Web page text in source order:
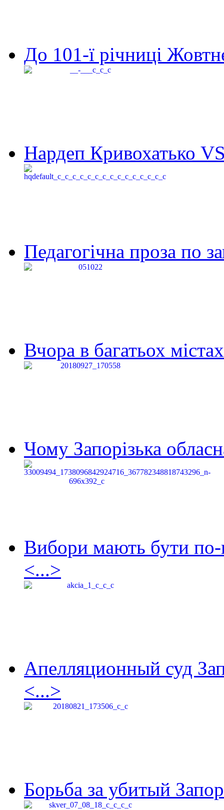
До 101-ї річниці
Нардеп Кривохатько
Педагогічна проза по
Вчора в багатьох
Чому Запорізька
Вибори мають бути по-
<...>
Апелляционный суд
<...>
Борьба за убитый